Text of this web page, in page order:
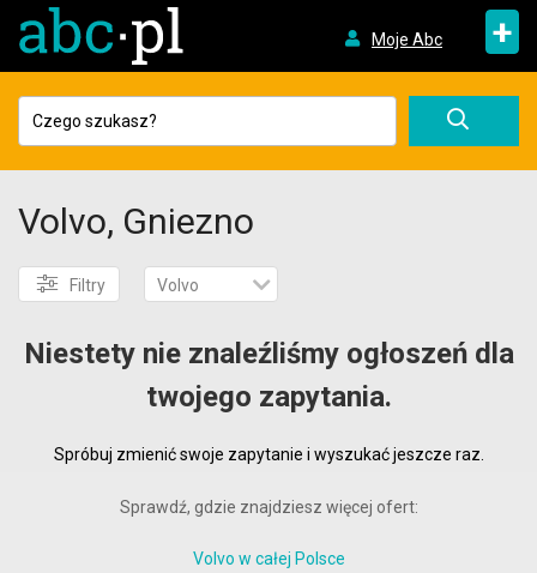
Moje Abc +
Volvo, Gniezno
Filtry Volvo
Niestety nie znaleźliśmy ogłoszeń dla
twojego zapytania.
Spróbuj zmienić swoje zapytanie i wyszukać jeszcze raz.
Sprawdź, gdzie znajdziesz więcej ofert:
Volvo w całej Polsce